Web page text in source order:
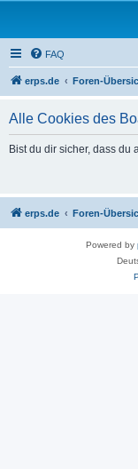
FAQ
erps.de Foren-
Alle Cookies des
Bist du dir sicher, dass du
erps.de Foren-
Powered by